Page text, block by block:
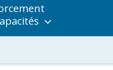
l’UPU